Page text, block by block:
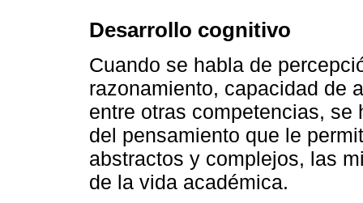
Desarrollo cognitivo
Cuando se habla de
razonamiento, capacidad de
entre otras competencias,
del pensamiento que le
abstractos y complejos, las
de la vida académica.